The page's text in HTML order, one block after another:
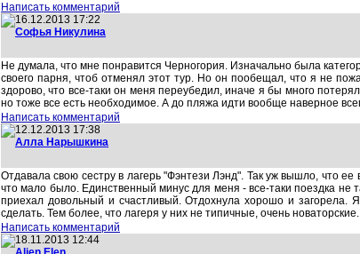
Написать комментарий
16.12.2013 17:22
Софья Никулина
Не думала, что мне понравится Черногория. Изначально была
своего парня, чтоб отменял этот тур. Но он пообещал, что я не
здорово, что все-таки он меня переубедил, иначе я бы много
но тоже все есть необходимое. А до пляжа идти вообще наверное
Написать комментарий
12.12.2013 17:38
Алла Нарышкина
Отдавала свою сестру в лагерь "Фэнтези Лэнд". Так уж вышло, что
что мало было. Единственный минус для меня - все-таки поездка не
приехал довольный и счастливый. Отдохнула хорошо и загорела.
сделать. Тем более, что лагеря у них не типичные, очень новаторские.
Написать комментарий
18.11.2013 12:44